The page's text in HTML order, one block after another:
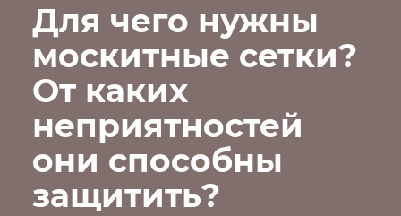
Для чего нужны
москитные сетки?
От каких
неприятностей
они способны
защитить?